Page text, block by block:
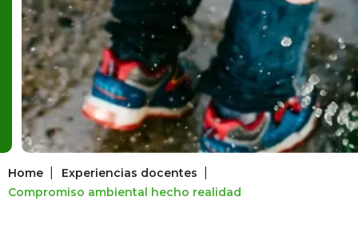
Home Experiencias docentes
Compromiso ambiental hecho realidad